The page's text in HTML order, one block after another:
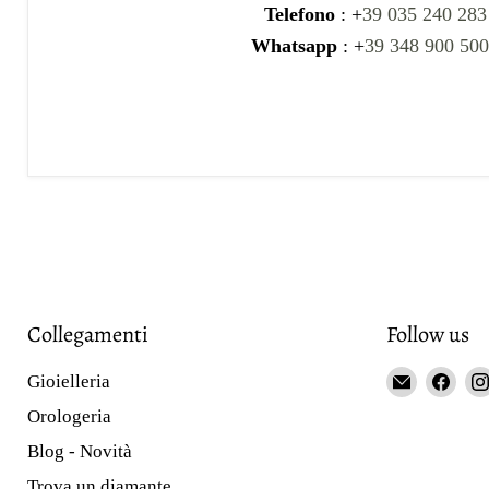
Telefono: +39 035 240 283
Whatsapp : +39 348 900
Collegamenti
Gioielleria
Orologeria
Blog - Novità
Follow us
EmailFind